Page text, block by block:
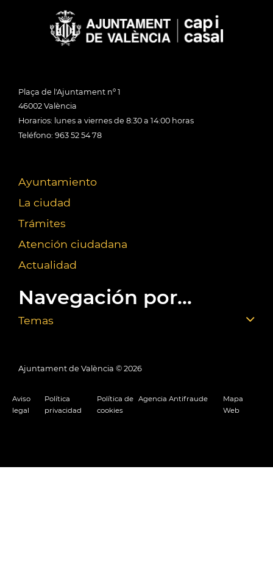
Plaça de l'Ajuntament nº 1
46002 València
Horarios: lunes a viernes de 8:30 a 14:00 horas
Teléfono: 963 52 54 78
Ayuntamiento
La ciudad
Trámites
Atención ciudadana
Actualidad
Navegación por...
Temas
Ajuntament de València © 2026
Aviso
legal
Política
privacidad
Política de
cookies
Agencia Antifraude
Mapa
Web